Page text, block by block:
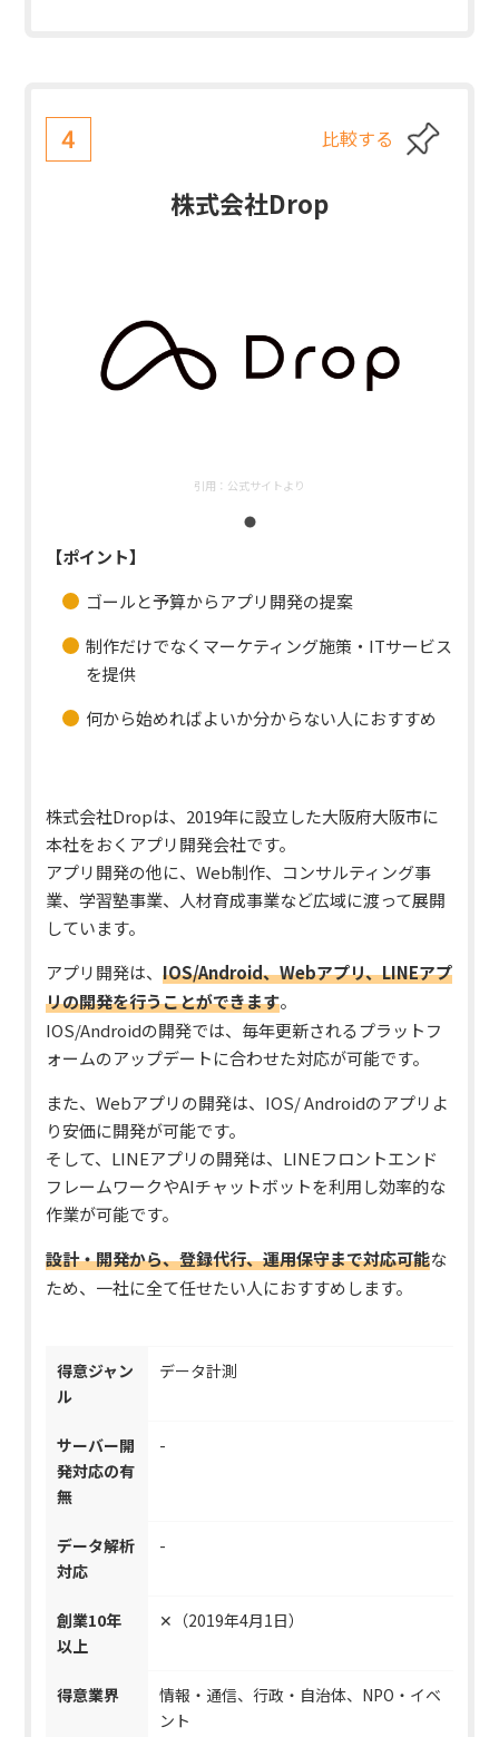
4 比較する
株式会社Drop
引用： 公式サイトより
【ポイント】
ゴールと予算からアプリ開発の提案
制作だけでなくマーケティング施策・ITサービス
を提供
何から始めればよいか分からない人におすすめ
株式会社Dropは、2019年に設立した大阪府大阪市に
本社をおくアプリ開発会社です。
アプリ開発の他に、Web制作、コンサルティング事
業、学習塾事業、人材育成事業など広域に渡って展開
しています。
アプリ開発は、IOS/Android、Webアプリ、LINEアプ
リの開発を行うことができます。
IOS/Androidの開発では、毎年更新されるプラットフ
ォームのアップデートに合わせた対応が可能です。
また、Webアプリの開発は、IOS/ Androidのアプリよ
り安価に開発が可能です。
そして、LINEアプリの開発は、LINEフロントエンド
フレームワークやAIチャットボットを利用し効率的な
作業が可能です。
設計・開発から、登録代行、運用保守まで対応可能な
ため、一社に全て任せたい人におすすめします。
得意ジャン
ル
データ計測
サーバー開
発対応の有
無
-
データ解析
対応
-
創業10年
以上
✕（2019年4月1日）
得意業界
情報・通信、行政・自治体、NPO・イベ
ント